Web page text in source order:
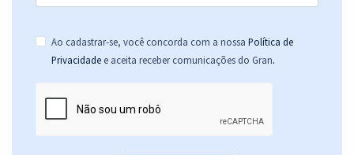
Ao cadastrar-se, você concorda com a nossa Política de
Privacidade e aceita receber comunicações do Gran.